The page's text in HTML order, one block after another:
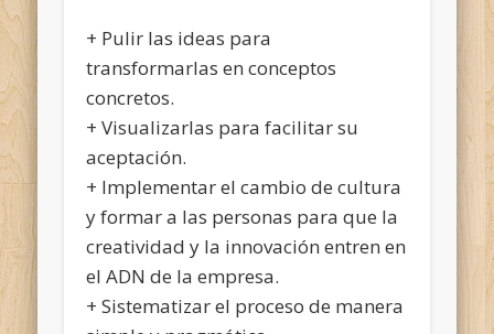
+ Pulir las ideas para
transformarlas en conceptos
concretos.
+ Visualizarlas para facilitar su
aceptación.
+ Implementar el cambio de cultura
y formar a las personas para que la
creatividad y la innovación entren en
el ADN de la empresa.
+ Sistematizar el proceso de manera